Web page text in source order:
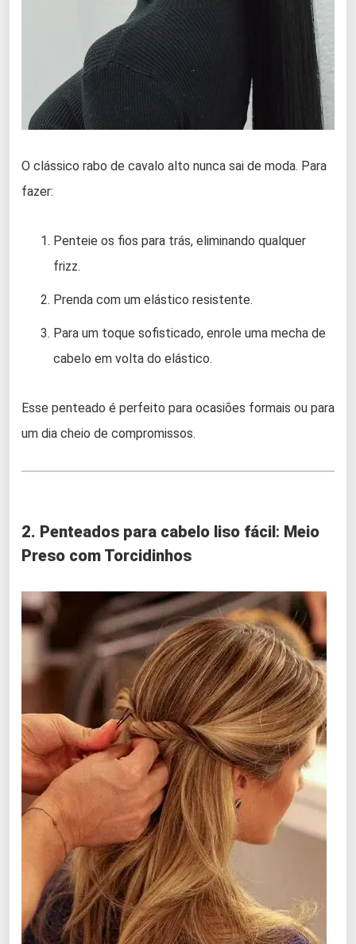
O clássico rabo de cavalo alto nunca sai de moda. Para
fazer:
Penteie os fios para trás, eliminando qualquer
frizz.
Prenda com um elástico resistente.
Para um toque sofisticado, enrole uma mecha de
cabelo em volta do elástico.
Esse penteado é perfeito para ocasiões formais ou para
um dia cheio de compromissos.
2. Penteados para cabelo liso fácil: Meio
Preso com Torcidinhos